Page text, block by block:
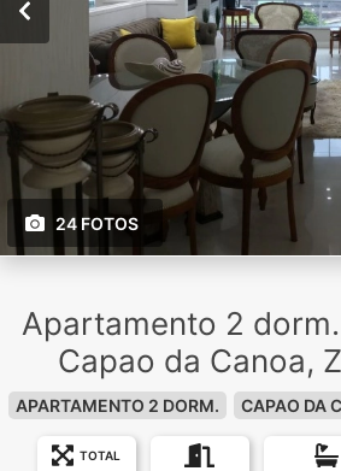
24 FOTOS
Apartamento 2
Capao da Canoa,
APARTAMENTO 2 DORM. CAPAO DA
TOTAL